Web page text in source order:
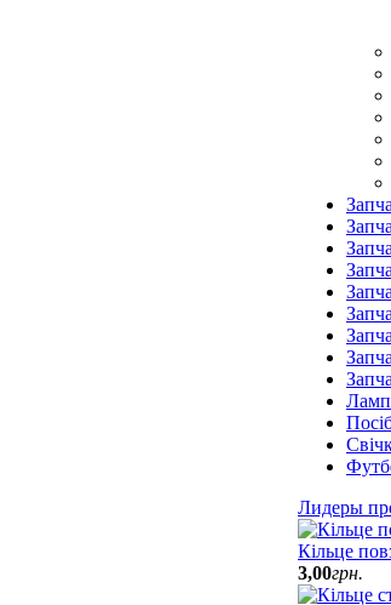
Лидеры
Кільце
3,00грн.